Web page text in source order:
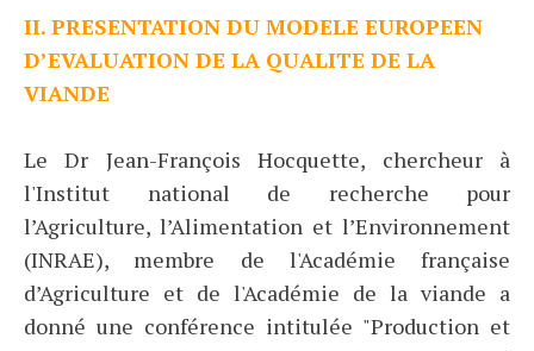
II. PRESENTATION DU MODELE EUROPEEN
D’EVALUATION DE LA QUALITE DE LA
VIANDE
Le Dr Jean-François Hocquette, chercheur à
l'Institut national de recherche pour
l’Agriculture, l’Alimentation et l’Environnement
(INRAE), membre de l'Académie française
d’Agriculture et de l'Académie de la viande a
donné une conférence intitulée "Production et